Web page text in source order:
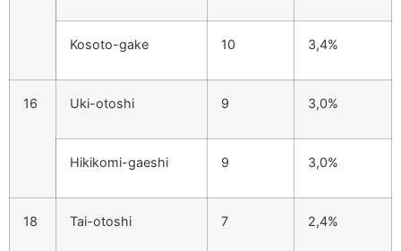
Kosoto-gake 10 3,4%
16 Uki-otoshi 9 3,0%
Hikikomi-gaeshi 9 3,0%
18 Tai-otoshi 7 2,4%